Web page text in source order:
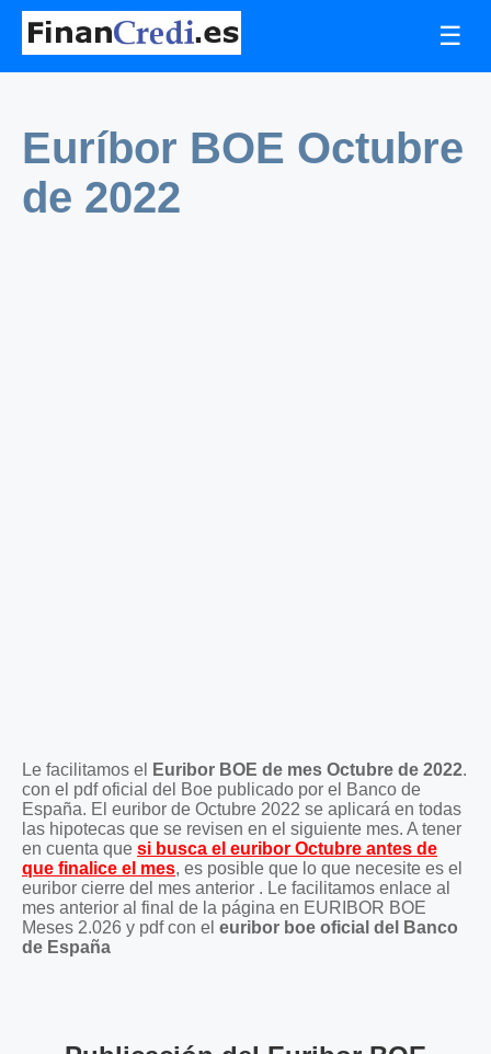
☰
Euríbor BOE Octubre
de 2022
Le facilitamos el Euribor BOE de mes Octubre de 2022.
con el pdf oficial del Boe publicado por el Banco de
España. El euribor de Octubre 2022 se aplicará en todas
las hipotecas que se revisen en el siguiente mes. A tener
en cuenta que si busca el euribor Octubre antes de
que finalice el mes, es posible que lo que necesite es el
euribor cierre del mes anterior . Le facilitamos enlace al
mes anterior al final de la página en EURIBOR BOE
Meses 2.026 y pdf con el euribor boe oficial del Banco
de España